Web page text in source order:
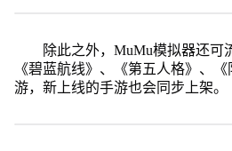
除此之外，MuMu模拟器还可
《碧蓝航线》、《第五人格》、
游，新上线的手游也会同步上架。